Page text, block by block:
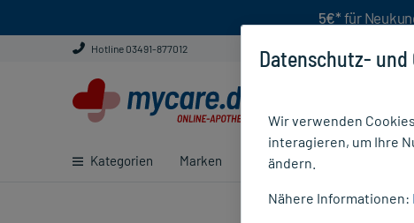
5€* für
Hotline 03491-877012
Kategorien Marken Ratgeber
Datenschutz-
Wir verwenden
interagieren, um Ihre
ändern.
Nähere Informationen: